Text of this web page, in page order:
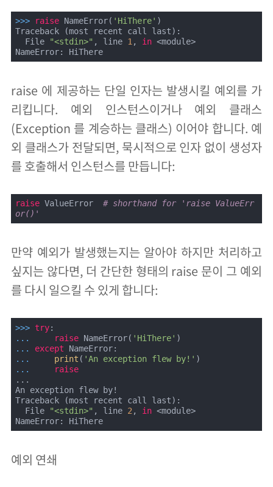
>>> raise NameError( 'HiThere' )
Traceback (most recent call last):
  File
"<stdin>" , line 1 , in <module>
NameError: HiThere
raise 에 제공하는 단일 인자는 발생시킬 예외를 가
리킵니다. 예외 인스턴스이거나 예외 클래스
(Exception 를 계승하는 클래스) 이어야 합니다. 예
외 클래스가 전달되면, 묵시적으로 인자 없이 생성자
를 호출해서 인스턴스를 만듭니다:
raise ValueError # shorthand for 'raise ValueErr
or()'
만약 예외가 발생했는지는 알아야 하지만 처리하고
싶지는 않다면, 더 간단한 형태의 raise 문이 그 예외
를 다시 일으킬 수 있게 합니다:
>>> try
...
raise NameError( 'HiThere'
... except
...
print ( 'An exception flew by!'
...
raise
...
An exception flew by!
Traceback (most recent call last):
  File
"<stdin>" , line 2 , in <module>
NameError: HiThere
예외 연쇄